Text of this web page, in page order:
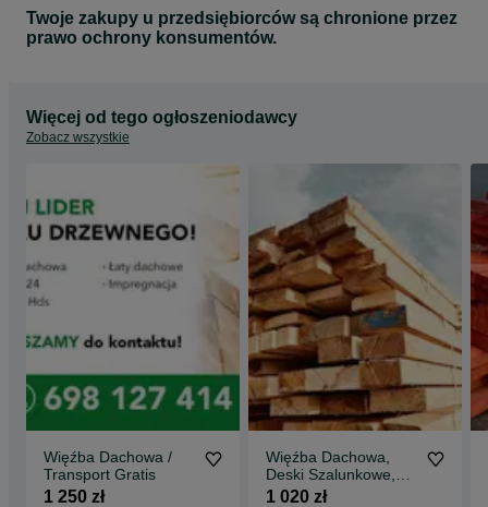
Twoje zakupy u przedsiębiorców są chronione przez
prawo ochrony konsumentów.
Więcej od tego ogłoszeniodawcy
Zobacz wszystkie
Więźba Dachowa /
Transport Gratis
1 250 zł
Więźba Dachowa,
Deski Szalunkowe,
Transport FREE/ HDS
1 020 zł